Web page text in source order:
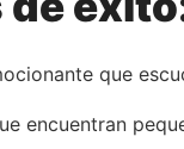
que
encuentran